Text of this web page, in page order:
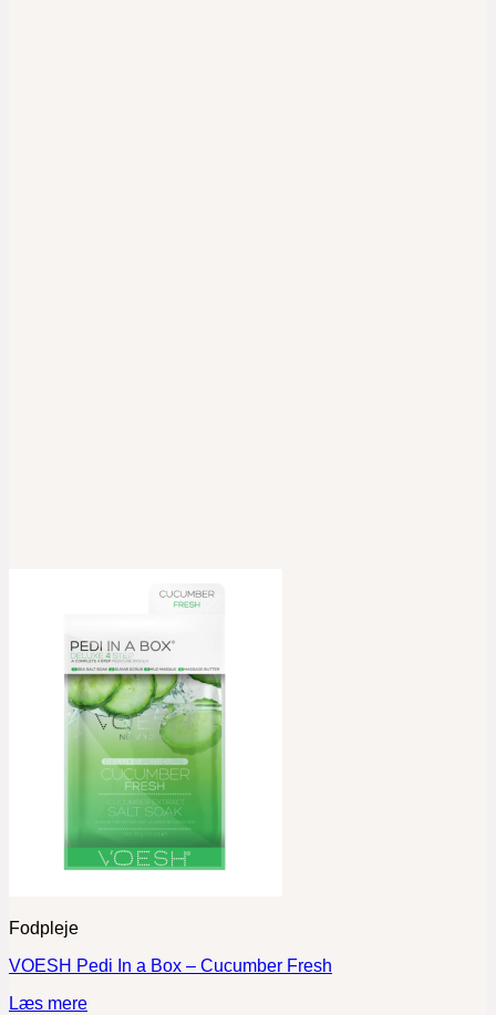
Fodpleje
VOESH Pedi In a Box – Cucumber Fresh
Læs mere